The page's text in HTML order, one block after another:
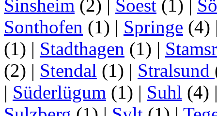
Sinsheim (2) | Soest (1) |
Sonthofen (1) | Springe (4)
(1) | Stadthagen (1) |
(2) | Stendal (1) | Stralsund
| Süderlügum (1) | Suhl (4)